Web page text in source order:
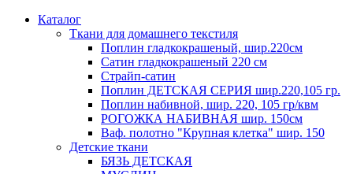
Каталог
Ткани для домашнего текстиля
Поплин гладкокрашеный, шир.220см
Сатин гладкокрашеный 220 см
Страйп-сатин
Поплин ДЕТСКАЯ СЕРИЯ шир.220,105 гр.
Поплин набивной, шир. 220, 105 гр/квм
РОГОЖКА НАБИВНАЯ шир. 150см
Ваф. полотно "Крупная клетка" шир. 150
Детские ткани
БЯЗЬ ДЕТСКАЯ